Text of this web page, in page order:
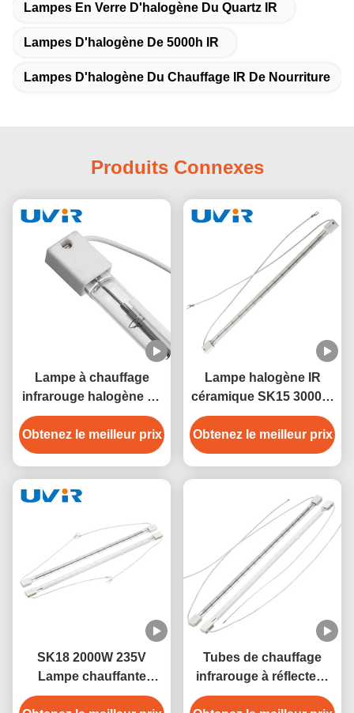
Lampes En Verre D'halogène Du Quartz IR
Lampes D'halogène De 5000h IR
Lampes D'halogène Du Chauffage IR De Nourriture
Produits Connexes
Lampe à chauffage
infrarouge halogène au
quartz de 400 V à 3000
W avec base SK15
Obtenez le meilleur prix
Lampe halogène IR
céramique SK15 3000W
400V pour chauffage
industriel
Obtenez le meilleur prix
SK18 2000W 235V
Lampe chauffante
infrarouge quartz pour
Tubes de chauffage
infrarouge à réflecteur
blanc de 2500 W à 400 V